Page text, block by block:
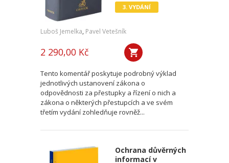
3. VYDÁNÍ
Luboš Jemelka, Pavel Vetešník
2 290,00 Kč
Tento komentář poskytuje podrobný výklad
jednotlivých ustanovení zákona o
odpovědnosti za přestupky a řízení o nich a
zákona o některých přestupcích a ve svém
třetím vydání zohledňuje rovněž...
Ochrana důvěrných
informací v